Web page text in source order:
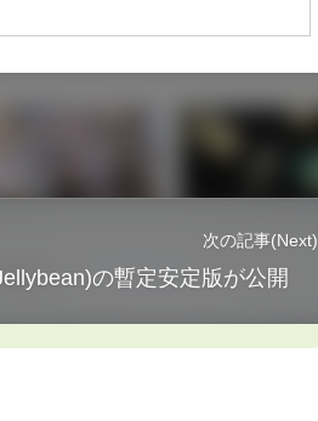
次の記事(Next)
の暫定安定版が公開